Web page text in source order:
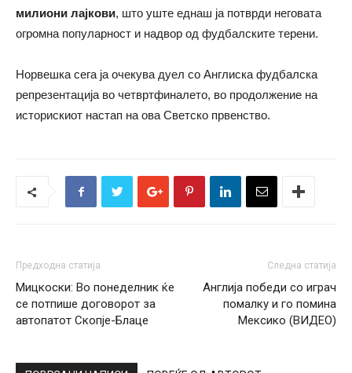
милиони лајкови, што уште еднаш ја потврди неговата
огромна популарност и надвор од фудбалските терени.
Норвешка сега ја очекува дуел со Англиска фудбалска
репрезентација во четвртфиналето, во продолжение на
историскиот настап на ова Светско првенство.
Предходна статија
Мицкоски: Во понеделник ќе
се потпише договорот за
автопатот Скопје-Блаце
Следна статија
Англија победи со играч
помалку и го помина
Мексико (ВИДЕО)